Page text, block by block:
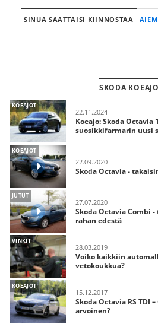
SINUA SAATTAISI KIINNOSTAA
SKODA
KOEAJOT
22.11.2024
Koeajo: Skoda Octavia
suosikkifarmarin uusi
KOEAJOT
22.09.2020
Skoda Octavia -
JUTUT
27.07.2020
Skoda Octavia Combi
rahan edestä
VINKIT
28.03.2019
Voiko kaikkiin
vetokoukkua?
KOEAJOT
15.12.2017
Skoda Octavia RS TDI
arvoinen?